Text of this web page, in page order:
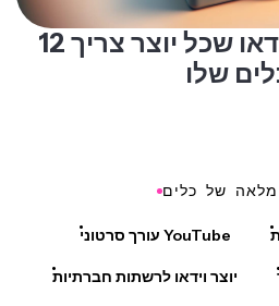
12 טכניקות עריכת וידאו שכל יוצר צריך
שלו
מלאה של כלים
עורך סרטוני YouTube
יוצר וידאו לרשתות חברתיות